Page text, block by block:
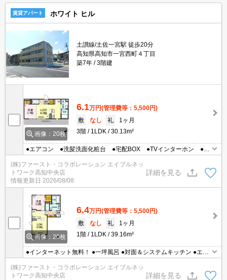
賃貸アパート ホワイト ヒル
土讃線/土佐一宮駅 徒歩20分
高知県高知市一宮西町４丁目
築7年
3階建
画像：20枚
6.1万円(管理費等：5,500円)
敷
なし 礼
1ヶ月
3階
1LDK 30.13m²
●エアコン ●洗髪洗面化粧台 ●宅配BOX ●TVインターホン ●ネ
(株)ファースト・コラボレーション エイブルネッ
トワーク高知中央店
情報更新日 2026/08/08
詳細を見る
画像：20枚
6.4万円(管理費等：5,500円)
敷
なし 礼
1ヶ月
1階
1LDK 39.16m²
●インターネット無料！ ●一坪風呂 ●対面＆システムキッチン ●エア
(株)ファースト・コラボレーション エイブルネッ
トワーク高知中央店
詳細を見る